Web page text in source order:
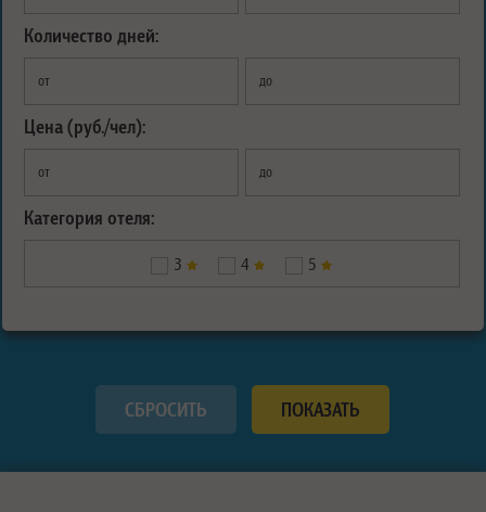
Количество дней:
от до
Цена (руб./чел):
от до
Категория отеля:
3 4 5